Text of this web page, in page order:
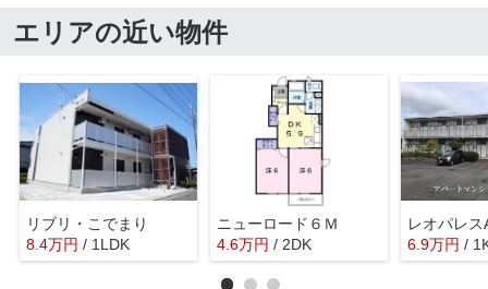
エリアの近い物件
リブリ・こでまり
8.4万円 / 1LDK
ニューロード６Ｍ
4.6万円 / 2DK
レオパレス
6.9万円 /